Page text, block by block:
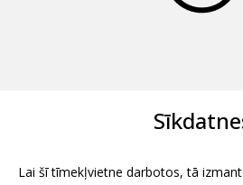
Lai šī tīmekļvietne darbotos, tā